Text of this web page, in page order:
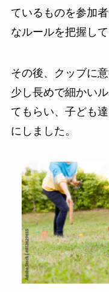
ているものを参加
なルールを把握して
その後、クッブに
少し長めで細かい
てもらい、子ども
にしました。